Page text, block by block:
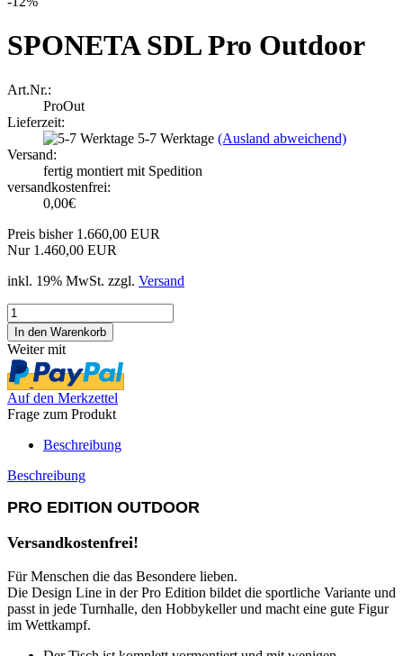
SPONETA SDL Pro Outdoor
Art.Nr.:
ProOut
Lieferzeit:
5-7 Werktage (Ausland abweichend)
Versand:
fertig montiert mit Spedition
versandkostenfrei:
0,00€
Preis bisher 1.660,00 EUR
Nur 1.460,00 EUR
inkl. 19% MwSt. zzgl. Versand
Weiter mit
Auf den Merkzettel
Frage zum Produkt
Beschreibung
Beschreibung
PRO EDITION OUTDOOR
Versandkostenfrei!
Für Menschen die das Besondere lieben.
Die Design Line in der Pro Edition bildet die sportliche Variante und
passt in jede Turnhalle, den Hobbykeller und macht eine gute Figur
im Wettkampf.